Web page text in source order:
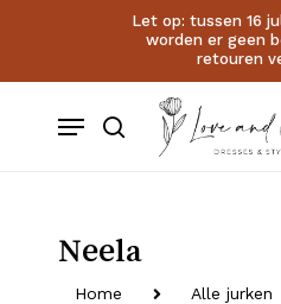
Let op: tussen 16
worden er geen
retouren
search
Menu
Neela
Home Alle jurken